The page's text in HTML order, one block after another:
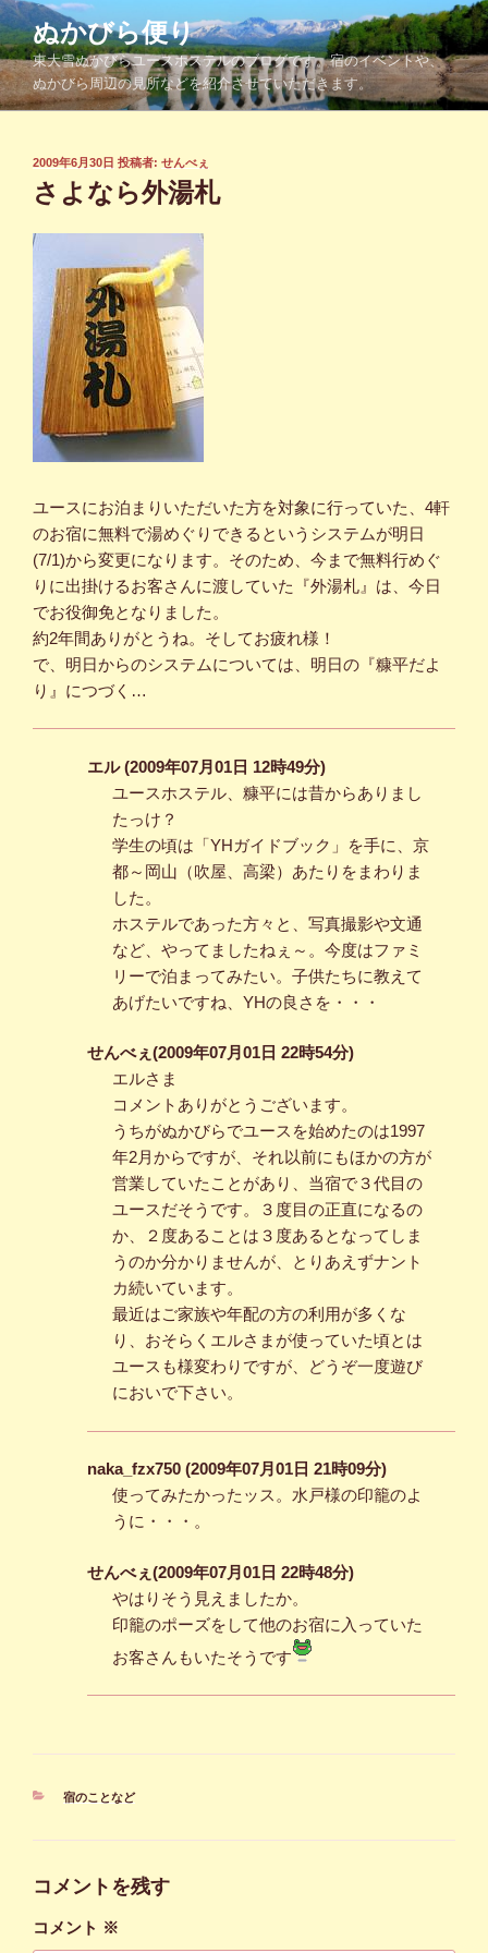
コ
ン
テ
ン
ツ
ぬかびら便り
東大雪ぬかびらユースホステルのブログです。宿のイベントや、
ぬかびら周辺の見所などを紹介させていただきます。
投
稿
日:
2009年6月30日 投稿者: せんべぇ
さよなら外湯札
ユースにお泊まりいただいた方を対象に行っていた、4軒
のお宿に無料で湯めぐりできるというシステムが明日
(7/1)から変更になります。そのため、今まで無料行めぐ
りに出掛けるお客さんに渡していた『外湯札』は、今日
でお役御免となりました。
約2年間ありがとうね。そしてお疲れ様！
で、明日からのシステムについては、明日の『糠平だよ
り』につづく…
エル (2009年07月01日 12時49分)
ユースホステル、糠平には昔からありまし
たっけ？
学生の頃は「YHガイドブック」を手に、京
都～岡山（吹屋、高梁）あたりをまわりま
した。
ホステルであった方々と、写真撮影や文通
など、やってましたねぇ～。今度はファミ
リーで泊まってみたい。子供たちに教えて
あげたいですね、YHの良さを・・・
せんべぇ(2009年07月01日 22時54分)
エルさま
コメントありがとうございます。
うちがぬかびらでユースを始めたのは1997
年2月からですが、それ以前にもほかの方が
営業していたことがあり、当宿で３代目の
ユースだそうです。３度目の正直になるの
か、２度あることは３度あるとなってしま
うのか分かりませんが、とりあえずナント
カ続いています。
最近はご家族や年配の方の利用が多くな
り、おそらくエルさまが使っていた頃とは
ユースも様変わりですが、どうぞ一度遊び
においで下さい。
naka_fzx750 (2009年07月01日 21時09分)
使ってみたかったッス。水戸様の印籠のよ
うに・・・。
せんべぇ(2009年07月01日 22時48分)
やはりそう見えましたか。
印籠のポーズをして他のお宿に入っていた
お客さんもいたそうです
カ
宿のことなど
コメントを残す
コメント ※